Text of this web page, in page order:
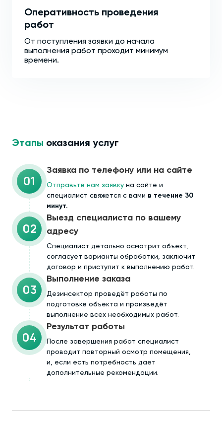
Оперативность проведения
работ
От поступления заявки до начала
выполнения работ проходит минимум
времени.
Этапы оказания услуг
01
Заявка по телефону или на сайте
Отправьте нам заявку на сайте и
специалист свяжется с вами в течение 30
минут.
02
Выезд специалиста по вашему
адресу
Cпециалист детально осмотрит объект,
согласует варианты обработки, заключит
договор и приступит к выполнению работ.
03
Выполнение заказа
Дезинсектор проведёт работы по
подготовке объекта и произведёт
выполнение всех необходимых работ.
04
Результат работы
После завершения работ специалист
проводит повторный осмотр помещения,
и, если есть потребность дает
дополнительные рекомендации.